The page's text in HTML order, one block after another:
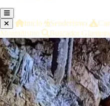
Inicio Senderismo
Montañismo
Buscador